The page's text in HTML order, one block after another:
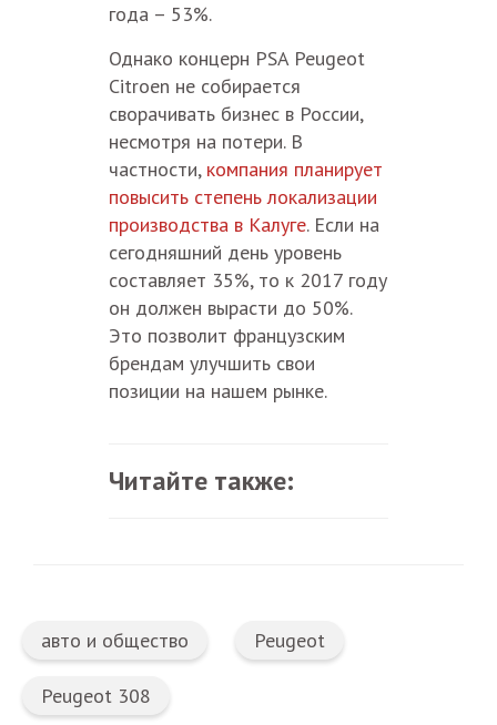
года – 53%.
Однако концерн PSA Peugeot
Citroen не собирается
сворачивать бизнес в России,
несмотря на потери. В
частности, компания планирует
повысить степень локализации
производства в Калуге. Если на
сегодняшний день уровень
составляет 35%, то к 2017 году
он должен вырасти до 50%.
Это позволит французским
брендам улучшить свои
позиции на нашем рынке.
Читайте также:
авто и общество Peugeot
Peugeot 308